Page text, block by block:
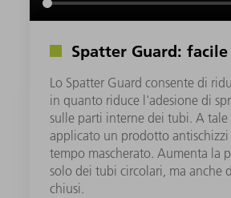
Spatter Guard:
Lo Spatter Guard consente di
in quanto riduce l'adesione di
sulle parti interne dei tubi. A tale
applicato un prodotto antischizzi
tempo mascherato. Aumenta la
solo dei tubi circolari, ma anche
chiusi.